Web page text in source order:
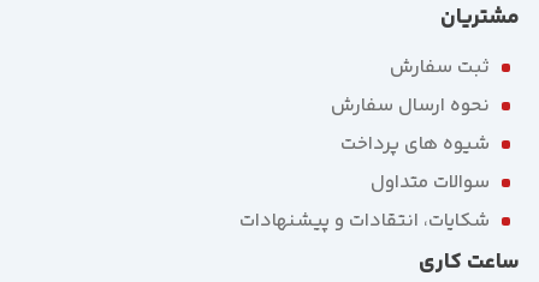
مشتریان
ثبت سفارش
نحوه ارسال سفارش
شیوه های پرداخت
سوالات متداول
شکایات، انتقادات و پیشنهادات
ساعت کاری